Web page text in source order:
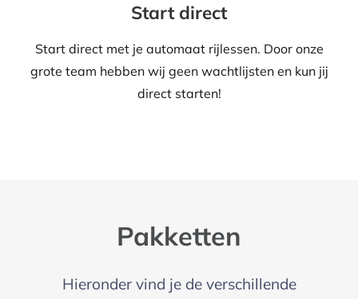
Start direct
Start direct met je automaat rijlessen. Door onze
grote team hebben wij geen wachtlijsten en kun jij
direct starten!
Pakketten
Hieronder vind je de verschillende